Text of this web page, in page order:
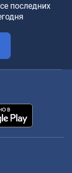
последних